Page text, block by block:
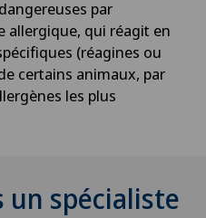
par
allergique, qui réagit en
(réagines ou
certains animaux, par
les plus
un spécialiste